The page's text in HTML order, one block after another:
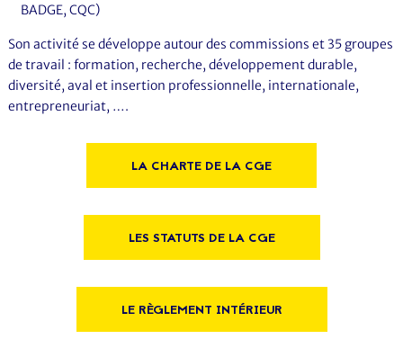
BADGE, CQC)
Son activité se développe autour des commissions et 35 groupes
de travail : formation, recherche, développement durable,
diversité, aval et insertion professionnelle, internationale,
entrepreneuriat, ….
LA CHARTE DE LA CGE
LES STATUTS DE LA CGE
LE RÈGLEMENT INTÉRIEUR